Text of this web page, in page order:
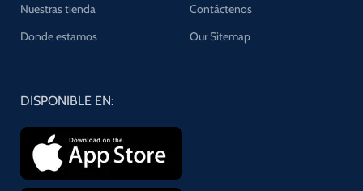
Nuestras tienda
Donde estamos
Contáctenos
Our Sitemap
DISPONIBLE EN: